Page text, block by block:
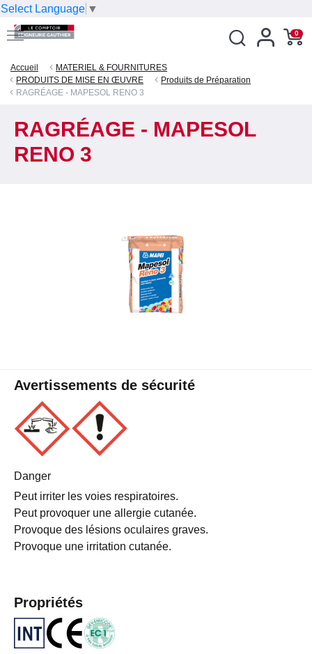
Select Language ▼
0
Accueil
MATERIEL & FOURNITURES
PRODUITS DE MISE EN ŒUVRE
Produits de Préparation
RAGRÉAGE - MAPESOL RENO 3
RAGRÉAGE - MAPESOL
RENO 3
Avertissements de sécurité
Danger
Peut irriter les voies respiratoires.
Peut provoquer une allergie cutanée.
Provoque des lésions oculaires graves.
Provoque une irritation cutanée.
Propriétés